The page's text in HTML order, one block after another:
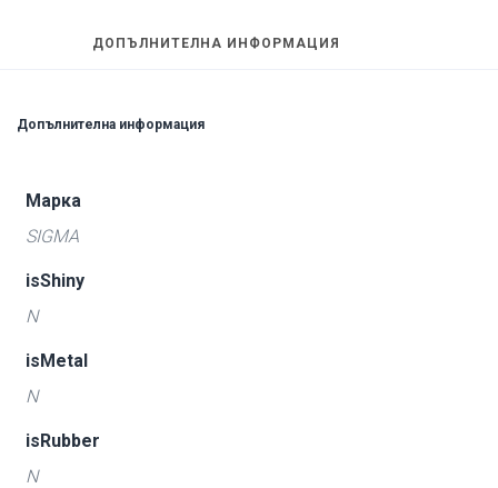
ДОПЪЛНИТЕЛНА ИНФОРМАЦИЯ
Допълнителна информация
Марка
SIGMA
isShiny
N
isMetal
N
isRubber
N